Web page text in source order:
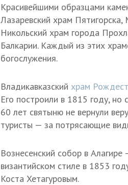
Красивейшими образцами
Лазаревский храм
Никольский храм города
Балкарии. Каждый из этих
богослужения.
Владикавказский храм
Его построили в 1815 году, но
60 лет святыню не вернули
туристы — за потрясающие
Вознесенский собор в
византийском стиле в 1853
Коста Хетагуровым.